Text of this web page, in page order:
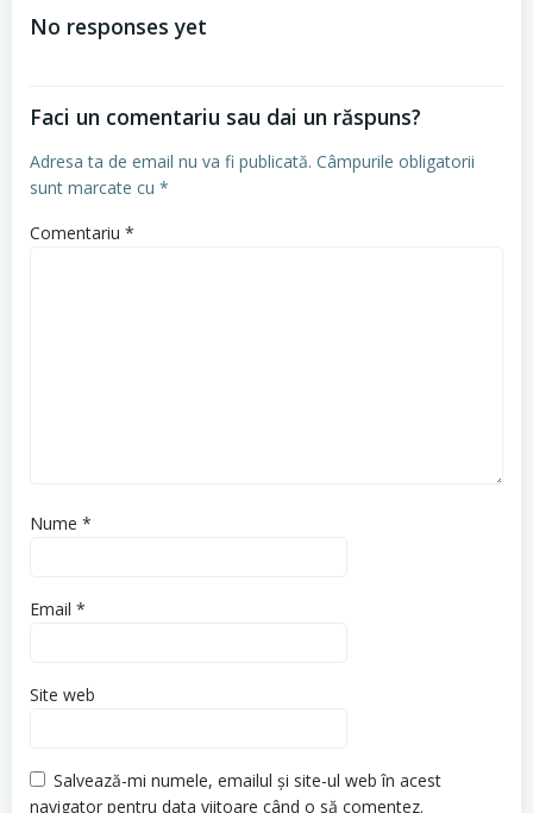
articole
No responses yet
Faci un comentariu sau dai un răspuns?
Adresa ta de email nu va fi publicată. Câmpurile obligatorii
sunt marcate cu *
Comentariu *
Nume *
Email *
Site web
Salvează-mi numele, emailul și site-ul web în acest
navigator pentru data viitoare când o să comentez.